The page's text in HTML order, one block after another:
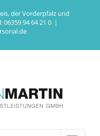
der Vorderpfalz und
94 64 21 0 |